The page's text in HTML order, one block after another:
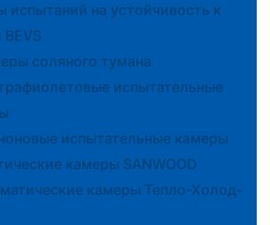
испытаний на устойчивость к
соляного тумана
испытательные
испытательные камеры
камеры SANWOOD
камеры Тепло-Холод-